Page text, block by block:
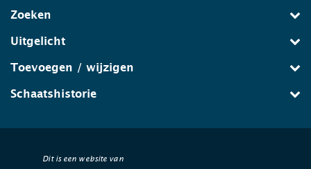
Zoeken
Uitgelicht
Toevoegen / wijzigen
Schaatshistorie
Dit is een website van